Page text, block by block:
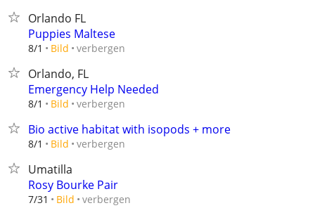
Orlando FL
Puppies Maltese
8/1 Bild verbergen
Orlando, FL
Emergency Help Needed
8/1 Bild verbergen
Bio active habitat with isopods + more
8/1 Bild verbergen
Umatilla
Rosy Bourke Pair
7/31 Bild verbergen